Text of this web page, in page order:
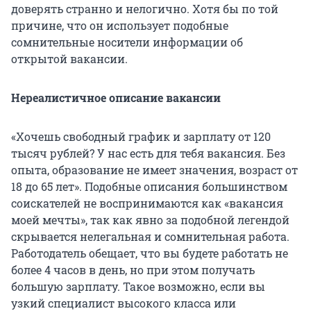
доверять странно и нелогично. Хотя бы по той
причине, что он использует подобные
сомнительные носители информации об
открытой вакансии.
Нереалистичное описание вакансии
«Хочешь свободный график и зарплату от 120
тысяч рублей? У нас есть для тебя вакансия. Без
опыта, образование не имеет значения, возраст от
18 до 65 лет». Подобные описания большинством
соискателей не воспринимаются как «вакансия
моей мечты», так как явно за подобной легендой
скрывается нелегальная и сомнительная работа.
Работодатель обещает, что вы будете работать не
более 4 часов в день, но при этом получать
большую зарплату. Такое возможно, если вы
узкий специалист высокого класса или